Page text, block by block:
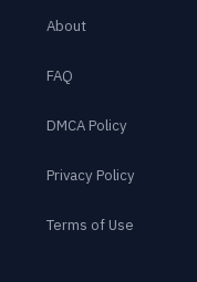
About
FAQ
DMCA Policy
Privacy Policy
Terms of Use